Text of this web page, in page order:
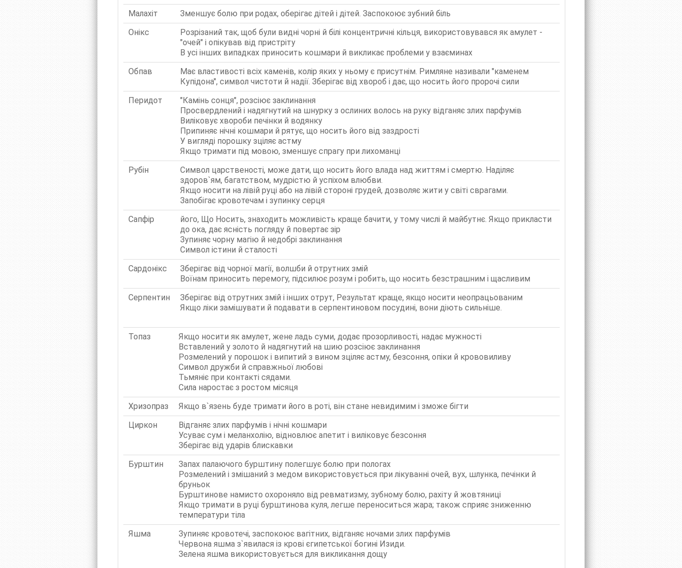
Малахіт
Зменшує болю при родах, оберігає дітей і дітей. Заспокоює зубний біль
Онікс
Розрізаний так, щоб були видні чорні й білі концентричні кільця, використовувався як амулет -
"очей" і опікував від пристріту
В усі інших випадках приносить кошмари й викликає проблеми у взаєминах
Обпав
Має властивості всіх каменів, колір яких у ньому є присутнім. Римляне називали "каменем
Купідона", символ чистоти й надії. Зберігає від хвороб і дає, що носить його пророчі сили
Перидот
"Камінь сонця", розсіює заклинання
Просвердлений і надягнутий на шнурку з ослиних волось на руку відганяє злих парфумів
Виліковує хвороби печінки й водянку
Припиняє нічні кошмари й рятує, що носить його від заздрості
У вигляді порошку зціляє астму
Якщо тримати під мовою, зменшує спрагу при лихоманці
Рубін
Символ царственості, може дати, що носить його влада над життям і смертю. Наділяє
здоров`ям, багатством, мудрістю й успіхом влюбви.
Якщо носити на лівій руці або на лівій стороні грудей, дозволяє жити у світі сврагами.
Запобігає кровотечам і зупинку серця
Сапфір
його, Що Носить, знаходить можливість краще бачити, у тому числі й майбутнє. Якщо прикласти
до ока, дає ясність погляду й повертає зір
Зупиняє чорну магію й недобрі заклинання
Символ істини й сталості
Сардонікс
Зберігає від чорної магії, волшби й отрутних змій
Воїнам приносить перемогу, підсилює розум і робить, що носить безстрашним і щасливим
Серпентин
Зберігає від отрутних змій і інших отрут, Результат краще, якщо носити неопрацьованим
Якщо ліки замішувати й подавати в серпентиновом посудині, вони діють сильніше.
Топаз
Якщо носити як амулет, жене ладь суми, додає прозорливості, надає мужності
Вставлений у золото й надягнутий на шию розсіює заклинання
Розмелений у порошок і випитий з вином зціляє астму, безсоння, опіки й крововиливу
Символ дружби й справжньої любові
Тьмяніє при контакті сядами.
Сила наростає з ростом місяця
Хризопраз
Якщо в`язень буде тримати його в роті, він стане невидимим і зможе бігти
Циркон
Відганяє злих парфумів і нічні кошмари
Усуває сум і меланхолію, відновлює апетит і виліковує безсоння
Зберігає від ударів блискавки
Бурштин
Запах палаючого бурштину полегшує болю при пологах
Розмелений і змішаний з медом використовується при лікуванні очей, вух, шлунка, печінки й
бруньок
Бурштинове намисто охороняло від ревматизму, зубному болю, рахіту й жовтяниці
Якщо тримати в руці бурштинова куля, легше переноситься жара; також сприяє зниженню
температури тіла
Яшма
Зупиняє кровотечі, заспокоює вагітних, відганяє ночами злих парфумів
Червона яшма з`явилася із крові єгипетської богині Изиди.
Зелена яшма використовується для викликання дощу